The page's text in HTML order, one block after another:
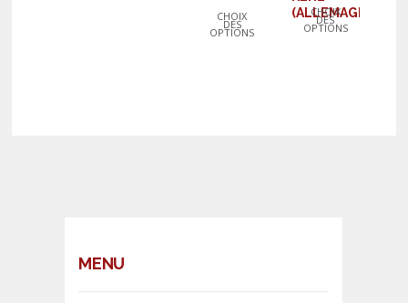
CHOIX
DES
OPTIONS
(ALLEMAGNE)
CHOIX
DES
OPTIONS
MENU